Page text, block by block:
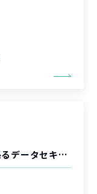
大手物流会社_グローバル統合に係るデータセキュリティ戦略の検討及びPMO